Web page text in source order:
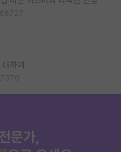
66727
하여